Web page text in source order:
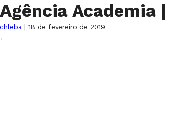
Agência Academia |
chleba | 18 de fevereiro de 2019
←